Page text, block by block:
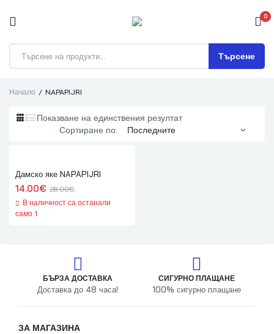
0
Търсене
Начало NAPAPIJRI
Показване на единствения резултат
Сортиране по:
Дамско яке NAPAPIJRI
28.00€
14.00€
В наличност са останали
само 1
БЪРЗА ДОСТАВКА
Доставка до 48 часа!
СИГУРНО ПЛАЩАНЕ
100% сигурно плащане
ЗА МАГАЗИНА